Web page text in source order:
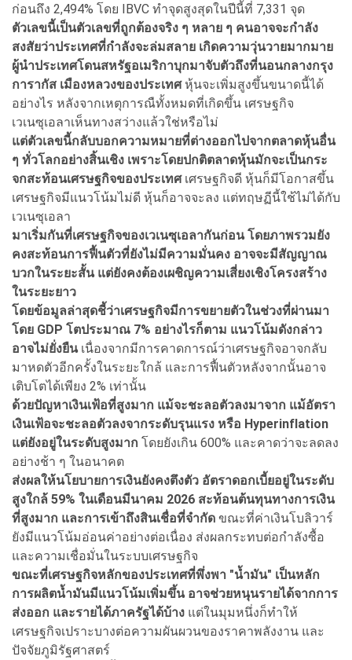
ก่อนถึง 2,494% โดย IBVC ทำจุดสูงสุดในปีนี้ที่ 7,331 จุด
ตัวเลขนี้เป็นตัวเลขที่ถูกต้องจริง ๆ หลาย ๆ คนอาจจะกำลัง
สงสัยว่าประเทศที่กำลังจะล่มสลาย เกิดความวุ่นวายมากมาย
ผู้นำประเทศโดนสหรัฐอเมริกาบุกมาจับตัวถึงที่นอนกลางกรุง
การากัส เมืองหลวงของประเทศหุ้นจะเพิ่มสูงขึ้นขนาดนี้ได้
อย่างไร หลังจากเหตุการณืทั้งหมดที่เกิดขึ้น เศรษฐกิจ
เวเนซุเอลาเห็นทางสว่างแล้วใช่หรือไม่
แต่ตัวเลขนี้กลับบอกความหมายที่ต่างออกไปจากตลาดหุ้นอื่น
ๆ ทั่วโลกอย่างสิ้นเชิง เพราะโดยปกติตลาดหุ้นมักจะเป็นกระ
จกสะท้อนเศรษฐกิจของประเทศเศรษฐกิจดี หุ้นก็มีโอกาสขึ้น
เศรษฐกิจมีแนวโน้มไม่ดี หุ้นก็อาจจะลง แต่ทฤษฏีนี้ใช้ไม่ได้กับ
เวเนซุเอลา
มาเริ่มกันที่เศรษฐกิจของเวเนซุเอลากันก่อน โดยภาพรวมยัง
คงสะท้อนการฟื้นตัวที่ยังไม่มีความมั่นคง อาจจะมีสัญญาณ
บวกในระยะสั้น แต่ยังคงต้องเผชิญความเสี่ยงเชิงโครงสร้าง
ในระยะยาว
โดยข้อมูลล่าสุดชี้ว่าเศรษฐกิจมีการขยายตัวในช่วงที่ผ่านมา
โดย GDP โตประมาณ 7% อย่างไรก็ตาม แนวโน้มดังกล่าว
อาจไม่ยั่งยืนเนื่องจากมีการคาดการณ์ว่าเศรษฐกิจอาจกลับ
มาหดตัวอีกครั้งในระยะใกล้ และการฟื้นตัวหลังจากนั้นอาจ
เติบโตได้เพียง 2% เท่านั้น
ด้วยปัญหาเงินเฟ้อที่สูงมาก แม้จะชะลอตัวลงมาจาก แม้อัตรา
เงินเฟ้อจะชะลอตัวลงจากระดับรุนแรง หรือ Hyperinflation
แต่ยังอยู่ในระดับสูงมาก โดยยังเกิน 600% และคาดว่าจะลดลง
อย่างช้า ๆ ในอนาคต
ส่งผลให้นโยบายการเงินยังคงตึงตัว อัตราดอกเบี้ยอยู่ในระดับ
สูงใกล้ 59% ในเดือนมีนาคม 2026 สะท้อนต้นทุนทางการเงิน
ที่สูงมาก และการเข้าถึงสินเชื่อที่จำกัด ขณะที่ค่าเงินโบลิวาร์
ยังมีแนวโน้มอ่อนค่าอย่างต่อเนื่อง ส่งผลกระทบต่อกำลังซื้อ
และความเชื่อมั่นในระบบเศรษฐกิจ
ขณะที่เศรษฐกิจหลักของประเทศที่พึ่งพา "น้ำมัน" เป็นหลัก
การผลิตน้ำมันมีแนวโน้มเพิ่มขึ้น อาจช่วยหนุนรายได้จากการ
ส่งออก และรายได้ภาครัฐได้บ้าง แต่ในมุมหนึ่งก็ทำให้
เศรษฐกิจเปราะบางต่อความผันผวนของราคาพลังงาน และ
ปัจจัยภูมิรัฐศาสตร์